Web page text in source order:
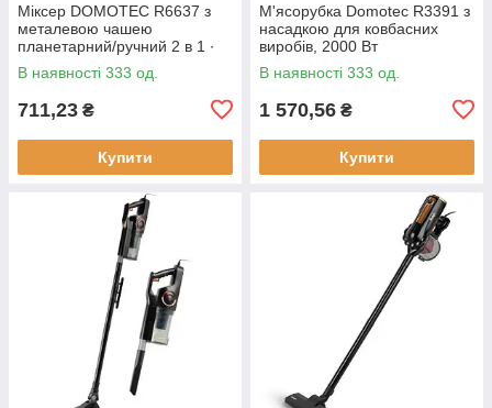
Міксер DOMOTEC R6637 з
металевою чашею
планетарний/ручний 2 в 1 ∙
Червоний/білий/
помаранчевий
В наявності 333 од.
711,23 ₴
Купити
М'ясорубка Domotec R3391 з
насадкою для ковбасних
виробів, 2000 Вт
В наявності 333 од.
1 570,56 ₴
Купити